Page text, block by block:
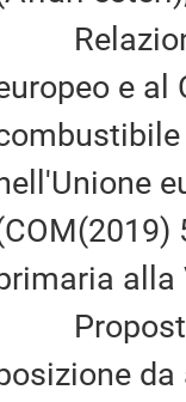
Relazione
e al
alla
Proposta
da